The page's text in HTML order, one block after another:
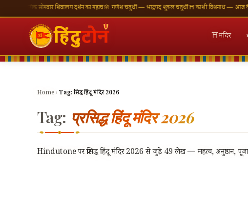
सोमवार शिवालय दर्शन का महत्व🌸 गणेश चतुर्थी — भाद्रपद शुक्ल चतुर्थी⛩ काशी विश्वनाथ — आज के दर्शन
⛩मंदिर
Home › Tag:प्रसिद्ध हिंदू मंदिर 2026
Tag: प्रसिद्ध हिंदू मंदिर 2026
Hindutone पर प्रसिद्ध हिंदू मंदिर 2026 से जुड़े 49 लेख — महत्व, अनुष्ठान, पूजा